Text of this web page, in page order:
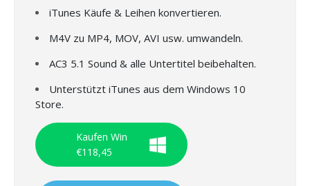
iTunes Käufe & Leihen konvertieren.
M4V zu MP4, MOV, AVI usw. umwandeln.
AC3 5.1 Sound & alle Untertitel beibehalten.
Unterstützt iTunes aus dem Windows 10
Store.
Kaufen Win
€118,45